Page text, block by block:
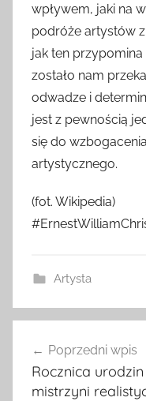
wpływem, jaki na
podróże artystów z
jak ten
zostało nam
odwadze i
jest z pewnością
się do
artystycznego.
(fot. Wikipedia)
Artysta
wpisu
Poprzedni wpis
Rocznica urodzin
mistrzyni